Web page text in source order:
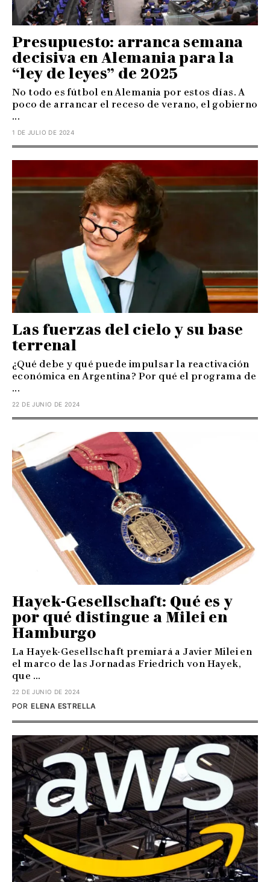
Presupuesto: arranca semana
decisiva en Alemania para la
“ley de leyes” de 2025
No todo es fútbol en Alemania por estos días. A
poco de arrancar el receso de verano, el gobierno
...
1 DE JULIO DE 2024
Las fuerzas del cielo y su base
terrenal
¿Qué debe y qué puede impulsar la reactivación
económica en Argentina? Por qué el programa de
...
22 DE JUNIO DE 2024
Hayek-Gesellschaft: Qué es y
por qué distingue a Milei en
Hamburgo
La Hayek-Gesellschaft premiará a Javier Milei en
el marco de las Jornadas Friedrich von Hayek,
que ...
22 DE JUNIO DE 2024
ELENA ESTRELLA
POR